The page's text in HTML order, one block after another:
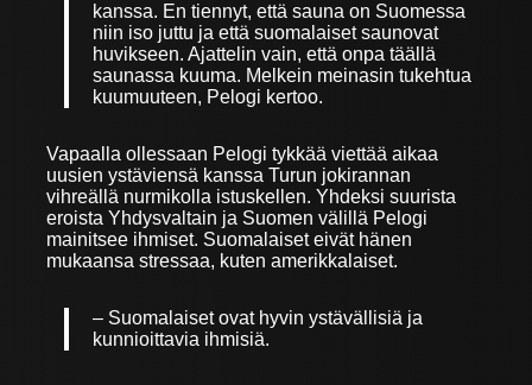
kanssa. En tiennyt, että sauna on Suomessa
niin iso juttu ja että suomalaiset saunovat
huvikseen. Ajattelin vain, että onpa täällä
saunassa kuuma. Melkein meinasin tukehtua
kuumuuteen, Pelogi kertoo.
Vapaalla ollessaan Pelogi tykkää viettää aikaa
uusien ystäviensä kanssa Turun jokirannan
vihreällä nurmikolla istuskellen. Yhdeksi suurista
eroista Yhdysvaltain ja Suomen välillä Pelogi
mainitsee ihmiset. Suomalaiset eivät hänen
mukaansa stressaa, kuten amerikkalaiset.
– Suomalaiset ovat hyvin ystävällisiä ja
kunnioittavia ihmisiä.